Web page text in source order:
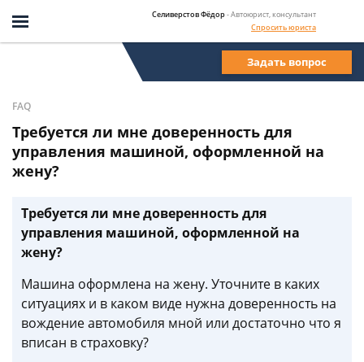
Селиверстов Фёдор- Автоюрист, консультант
Спросить юриста
Задать вопрос
FAQ
Требуется ли мне доверенность для
управления машиной, оформленной на
жену?
Требуется ли мне доверенность для
управления машиной, оформленной на
жену?
Машина оформлена на жену. Уточните в каких
ситуациях и в каком виде нужна доверенность на
вождение автомобиля мной или достаточно что я
вписан в страховку?